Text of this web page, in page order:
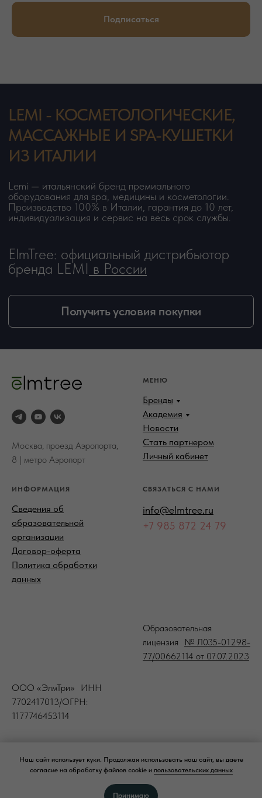
Подписаться
Москва, проезд Аэропорта,
8 | метро Аэропорт
МЕНЮ
Бренды
Академия
Новости
Стать партнером
Личный кабинет
ИНФОРМАЦИЯ
Сведения об
образовательной
организации
Договор-оферта
Политика обработки
данных
СВЯЗАТЬСЯ С НАМИ
info@elmtree.ru
+7 985 872 24 79
Образовательная
лицензия
№ Л035-01298-
77/00662114 от 07.07.2023
ООО «ЭлмТри» ИНН
7702417013/ОГРН:
1177746453114
ООО "ЭЛМТРИ" © 2008-2026
ElmTree — официальный дистрибьютор профессиональной космецевтики
Наш сайт использует куки. Продолжая использовать наш сайт, вы даете
согласие на обработку файлов cookie и пользовательских данных
Принимаю